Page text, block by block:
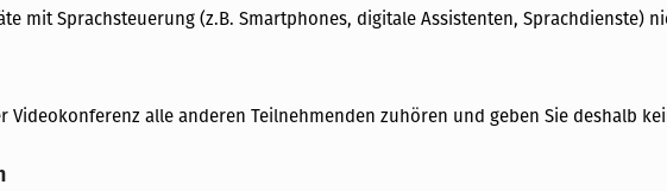
mit Sprachsteuerung (z.B. Smartphones, digitale Assistenten, Sprachdienste)
Videokonferenz alle anderen Teilnehmenden zuhören und geben Sie deshalb